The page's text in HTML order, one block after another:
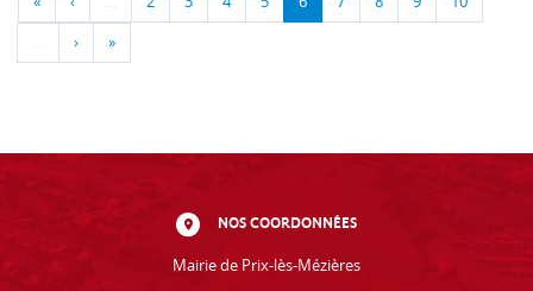
… › »
NOS COORDONNÉES
Mairie de Prix-lès-Mézières